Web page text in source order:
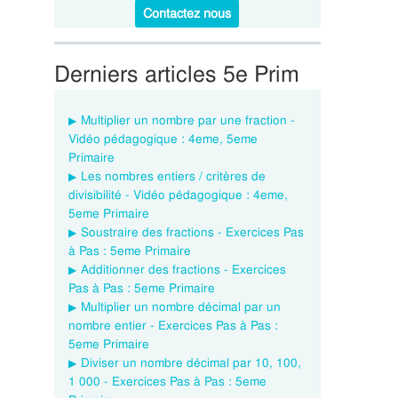
Contactez nous
Derniers articles 5e Prim
Multiplier un nombre par une fraction -
Vidéo pédagogique : 4eme, 5eme
Primaire
Les nombres entiers / critères de
divisibilité - Vidéo pédagogique : 4eme,
5eme Primaire
Soustraire des fractions - Exercices Pas
à Pas : 5eme Primaire
Additionner des fractions - Exercices
Pas à Pas : 5eme Primaire
Multiplier un nombre décimal par un
nombre entier - Exercices Pas à Pas :
5eme Primaire
Diviser un nombre décimal par 10, 100,
1 000 - Exercices Pas à Pas : 5eme